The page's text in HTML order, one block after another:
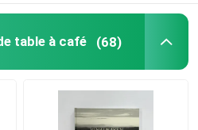
cadeaux
table à café (68)